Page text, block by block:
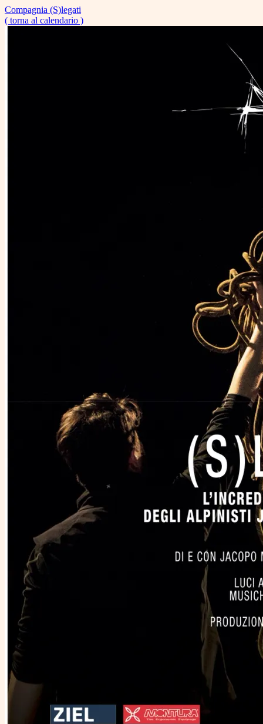
Compagnia (S)legati
( torna al calendario )